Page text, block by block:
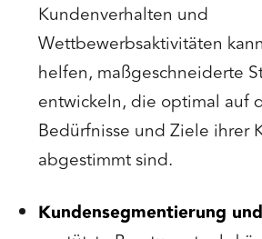
Kundenverhalten und
Wettbewerbsaktivitäten
helfen, maßgeschneiderte
entwickeln, die optimal auf
Bedürfnisse und Ziele ihrer
abgestimmt sind.
Kundensegmentierung